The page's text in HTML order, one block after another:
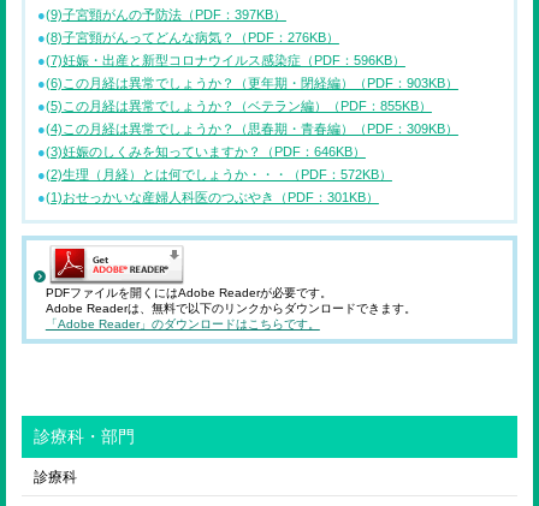
(9)子宮頸がんの予防法（PDF：397KB）
(8)子宮頸がんってどんな病気？（PDF：276KB）
(7)妊娠・出産と新型コロナウイルス感染症（PDF：596KB）
(6)この月経は異常でしょうか？（更年期・閉経編）（PDF：903KB）
(5)この月経は異常でしょうか？（ベテラン編）（PDF：855KB）
(4)この月経は異常でしょうか？（思春期・青春編）（PDF：309KB）
(3)妊娠のしくみを知っていますか？（PDF：646KB）
(2)生理（月経）とは何でしょうか・・・（PDF：572KB）
(1)おせっかいな産婦人科医のつぶやき（PDF：301KB）
PDFファイルを開くにはAdobe Readerが必要です。
Adobe Readerは、無料で以下のリンクからダウンロードできます。
「Adobe Reader」のダウンロードはこちらです。
診療科・部門
診療科